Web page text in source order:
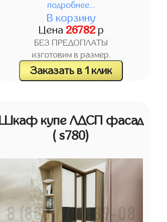
подробнее...
В корзину
Цена 26782р
БЕЗ ПРЕДОПЛАТЫ
изготовим в размер.
Заказать в 1 клик
Шкаф купе ЛДСП фасад
( s780)